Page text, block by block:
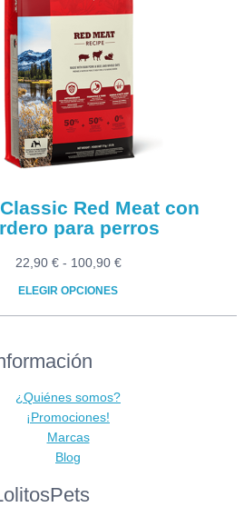
Las
opciones
se
pueden
elegir
en
la
página
Red Meat con
para perros
22,90 € - 100,90 €Rango
ELEGIR OPCIONES
Este
tiene
variantes.
Las
opciones
se
elegir
¿Quiénes somos?
¡Promociones!
Marcas
Blog